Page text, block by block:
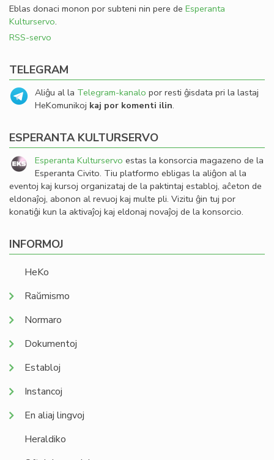
Eblas donaci monon por subteni nin pere de Esperanta
Kulturservo.
RSS-servo
TELEGRAM
Aliĝu al la Telegram-kanalo por resti ĝisdata pri la lastaj
HeKomunikoj kaj por komenti ilin.
ESPERANTA KULTURSERVO
Esperanta Kulturservo estas la konsorcia magazeno de la
Esperanta Civito. Tiu platformo ebligas la aliĝon al la
eventoj kaj kursoj organizataj de la paktintaj establoj, aĉeton de
eldonaĵoj, abonon al revuoj kaj multe pli. Vizitu ĝin tuj por
konatiĝi kun la aktivaĵoj kaj eldonaj novaĵoj de la konsorcio.
INFORMOJ
HeKo
Raŭmismo
Normaro
Dokumentoj
Establoj
Instancoj
En aliaj lingvoj
Heraldiko